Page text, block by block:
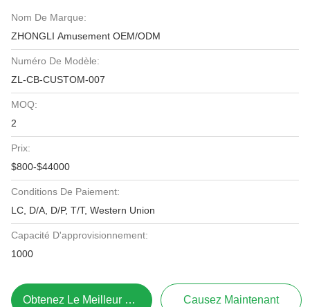
Nom De Marque:
ZHONGLI Amusement OEM/ODM
Numéro De Modèle:
ZL-CB-CUSTOM-007
MOQ:
2
Prix:
$800-$44000
Conditions De Paiement:
LC, D/A, D/P, T/T, Western Union
Capacité D'approvisionnement:
1000
Obtenez Le Meilleur Prix Causez Maintenant